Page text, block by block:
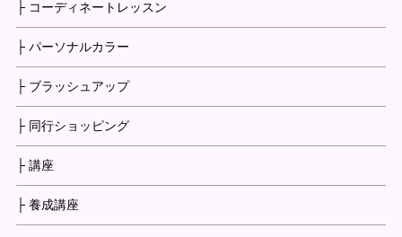
├ コーディネートレッスン
├ パーソナルカラー
├ ブラッシュアップ
├ 同行ショッピング
├ 講座
├ 養成講座